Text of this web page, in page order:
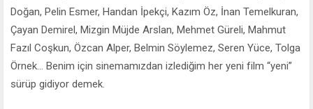
Doğan, Pelin Esmer, Handan İpekçi, Kazım Öz, İnan Temelkuran,
Çayan Demirel, Mizgin Müjde Arslan, Mehmet Güreli, Mahmut
Fazıl Coşkun, Özcan Alper, Belmin Söylemez, Seren Yüce, Tolga
Örnek... Benim için sinemamızdan izlediğim her yeni film “yeni”
sürüp gidiyor demek.